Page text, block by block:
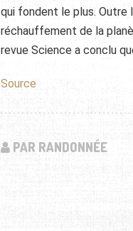
qui fondent le plus. Outre
réchauffement de la
revue Science a conclu
Source
PAR RANDONNÉE